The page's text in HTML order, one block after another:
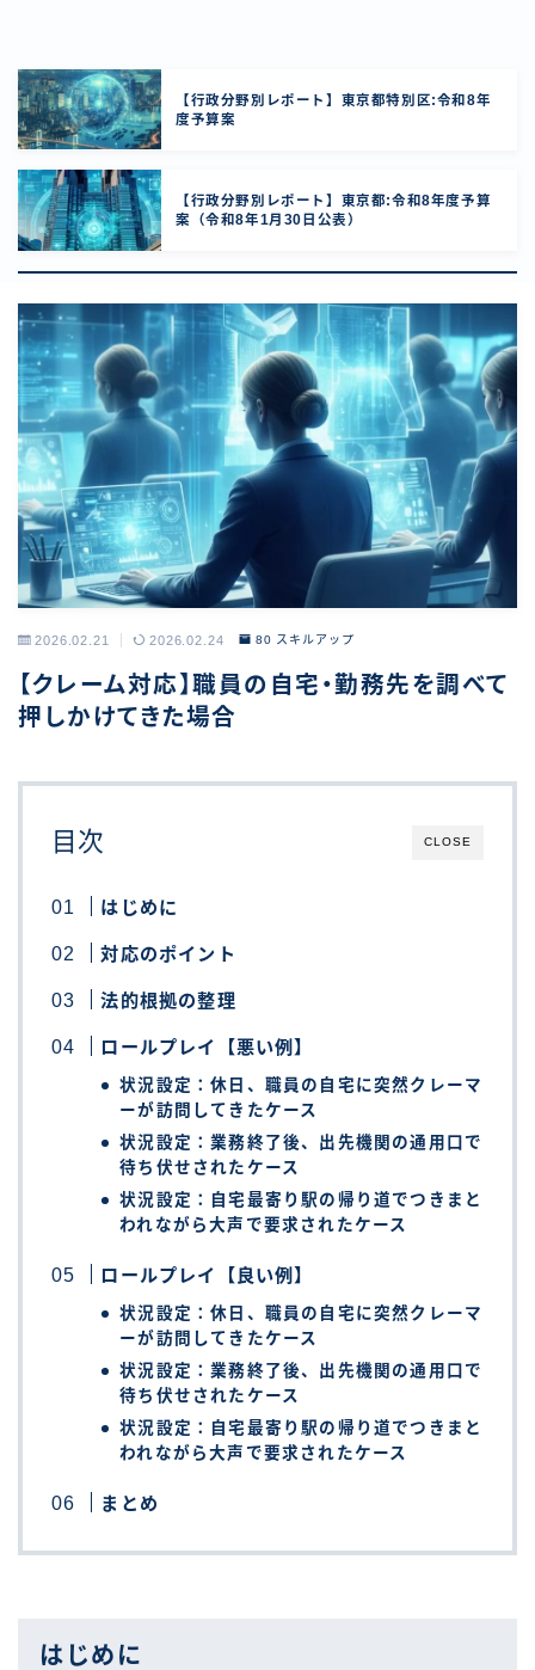
【行政分野別レポート】東京都特別区:令和8年
度予算案
【行政分野別レポート】東京都:令和8年度予算
案（令和8年1月30日公表）
2026.02.21 2026.02.24 80 スキルアップ
【クレーム対応】職員の自宅・勤務先を調べて
押しかけてきた場合
CLOSE
目次
はじめに
対応のポイント
法的根拠の整理
ロールプレイ【悪い例】
状況設定：休日、職員の自宅に突然クレーマ
ーが訪問してきたケース
状況設定：業務終了後、出先機関の通用口で
待ち伏せされたケース
状況設定：自宅最寄り駅の帰り道でつきまと
われながら大声で要求されたケース
ロールプレイ【良い例】
状況設定：休日、職員の自宅に突然クレーマ
ーが訪問してきたケース
状況設定：業務終了後、出先機関の通用口で
待ち伏せされたケース
状況設定：自宅最寄り駅の帰り道でつきまと
われながら大声で要求されたケース
まとめ
はじめに